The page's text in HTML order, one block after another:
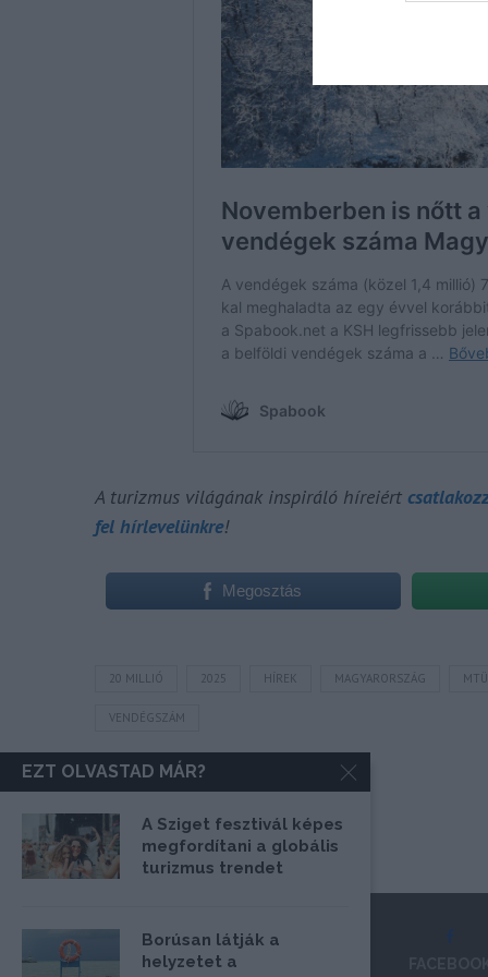
A turizmus világának inspiráló híreiért
fel hírlevelünkre!
Megosztás
20 MILLIÓ 2025 HÍREK MAGYARORSZÁG MTÜ
VENDÉGSZÁM
EZT OLVASTAD MÁR?
A Sziget fesztivál képes
megfordítani a globális
turizmus trendet
Borúsan látják a
helyzetet a